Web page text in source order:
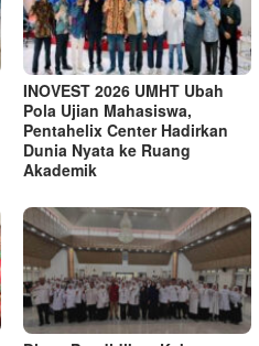
INOVEST 2026 UMHT Ubah
Pola Ujian Mahasiswa,
Pentahelix Center Hadirkan
Dunia Nyata ke Ruang
Akademik